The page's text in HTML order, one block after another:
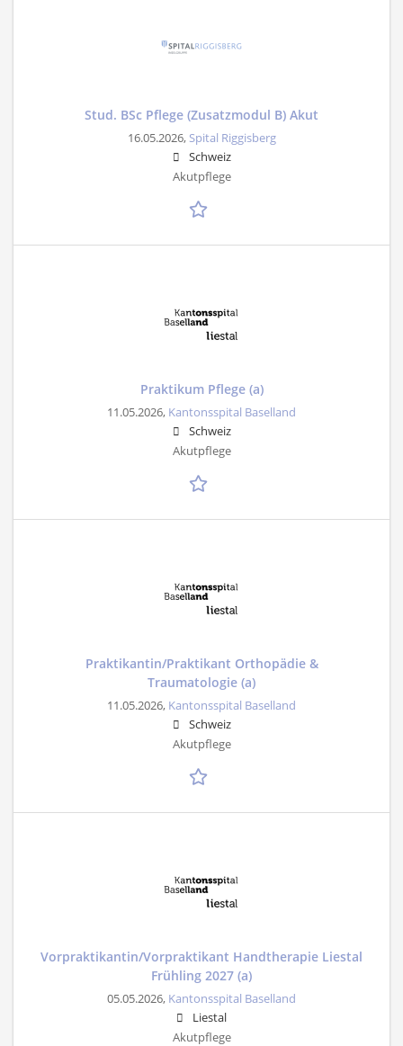
Stud. BSc Pflege (Zusatzmodul B) Akut
16.05.2026, Spital Riggisberg
Schweiz
Akutpflege
Praktikum Pflege (a)
11.05.2026, Kantonsspital Baselland
Schweiz
Akutpflege
Praktikantin/Praktikant Orthopädie &
Traumatologie (a)
11.05.2026, Kantonsspital Baselland
Schweiz
Akutpflege
Vorpraktikantin/Vorpraktikant Handtherapie Liestal
Frühling 2027 (a)
05.05.2026, Kantonsspital Baselland
Liestal
Akutpflege